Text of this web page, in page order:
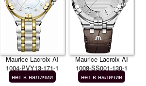
Maurice Lacroix AI
1004-PVY13-171-1
нет в наличии
Maurice Lacroix AI
1008-SS001-130-1
нет в наличии